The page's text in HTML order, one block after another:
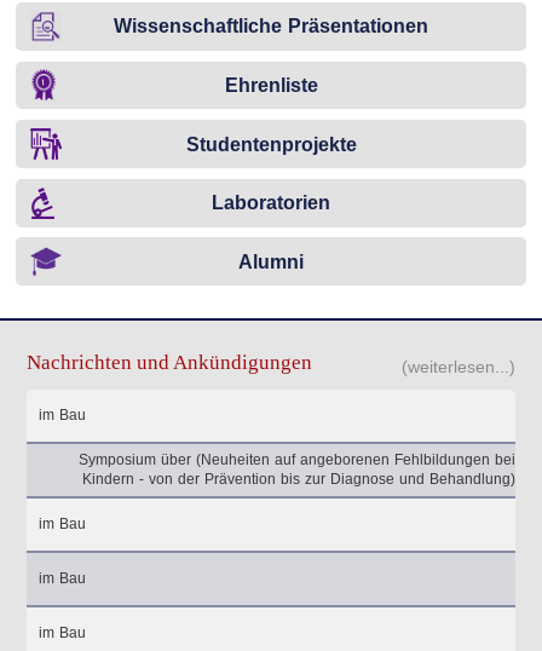
Wissenschaftliche Präsentationen
Ehrenliste
Studentenprojekte
Laboratorien
Alumni
Nachrichten und Ankündigungen (weiterlesen...)
im Bau
Symposium über (Neuheiten auf angeborenen Fehlbildungen bei
Kindern - von der Prävention bis zur Diagnose und Behandlung)
im Bau
im Bau
im Bau